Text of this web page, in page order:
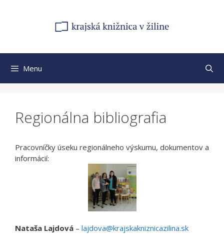
Menu
Regionálna bibliografia
Pracovníčky úseku regionálneho výskumu, dokumentov a
informácií:
Nataša Lajdová – lajdova@krajskakniznicazilina.sk